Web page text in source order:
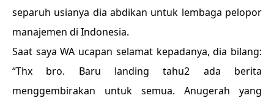
separuh usianya dia abdikan untuk lembaga pelopor
manajemen di Indonesia.
Saat saya WA ucapan selamat kepadanya, dia bilang:
“Thx bro. Baru landing tahu2 ada berita
menggembirakan untuk semua. Anugerah yang